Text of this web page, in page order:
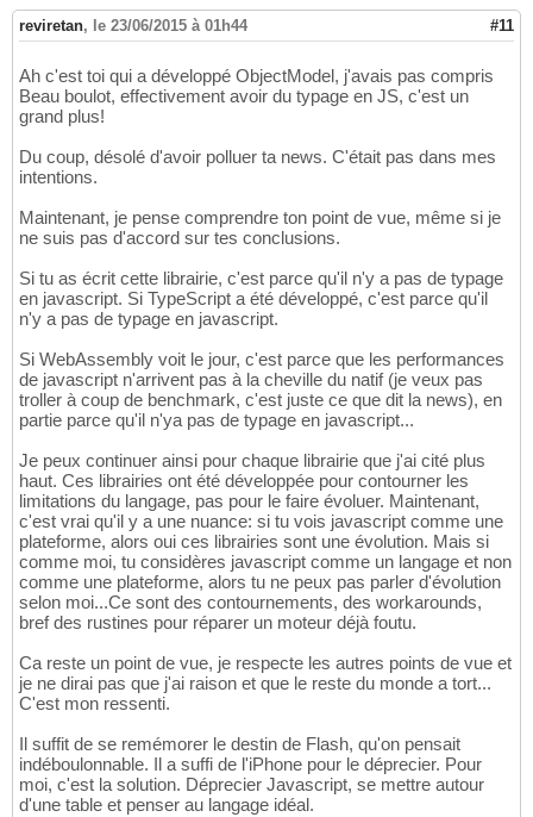
reviretan, le 23/06/2015 à 01h44 #11
Ah c'est toi qui a développé ObjectModel, j'avais pas compris
Beau boulot, effectivement avoir du typage en JS, c'est un
grand plus!
Du coup, désolé d'avoir polluer ta news. C'était pas dans mes
intentions.
Maintenant, je pense comprendre ton point de vue, même si je
ne suis pas d'accord sur tes conclusions.
Si tu as écrit cette librairie, c'est parce qu'il n'y a pas de typage
en javascript. Si TypeScript a été développé, c'est parce qu'il
n'y a pas de typage en javascript.
Si WebAssembly voit le jour, c'est parce que les performances
de javascript n'arrivent pas à la cheville du natif (je veux pas
troller à coup de benchmark, c'est juste ce que dit la news), en
partie parce qu'il n'ya pas de typage en javascript...
Je peux continuer ainsi pour chaque librairie que j'ai cité plus
haut. Ces librairies ont été développée pour contourner les
limitations du langage, pas pour le faire évoluer. Maintenant,
c'est vrai qu'il y a une nuance: si tu vois javascript comme une
plateforme, alors oui ces librairies sont une évolution. Mais si
comme moi, tu considères javascript comme un langage et non
comme une plateforme, alors tu ne peux pas parler d'évolution
selon moi...Ce sont des contournements, des workarounds,
bref des rustines pour réparer un moteur déjà foutu.
Ca reste un point de vue, je respecte les autres points de vue et
je ne dirai pas que j'ai raison et que le reste du monde a tort...
C'est mon ressenti.
Il suffit de se remémorer le destin de Flash, qu'on pensait
indéboulonnable. Il a suffi de l'iPhone pour le déprecier. Pour
moi, c'est la solution. Déprecier Javascript, se mettre autour
d'une table et penser au langage idéal.